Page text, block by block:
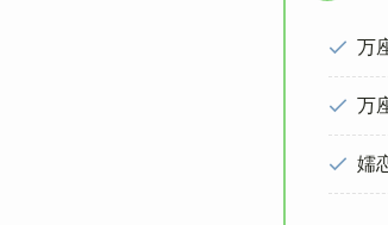
万
万
嬬